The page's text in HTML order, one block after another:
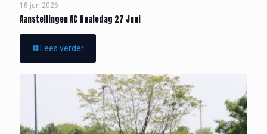
18 jun 2026
Aanstellingen AC finaledag 27 Juni
Lees verder